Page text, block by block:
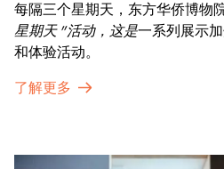
每隔三个星期天，东方华侨博物
星期天 "活动，这是一系列展示
和体验活动。
了解更多